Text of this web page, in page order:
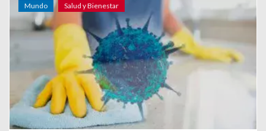
Mundo Salud y Bienestar